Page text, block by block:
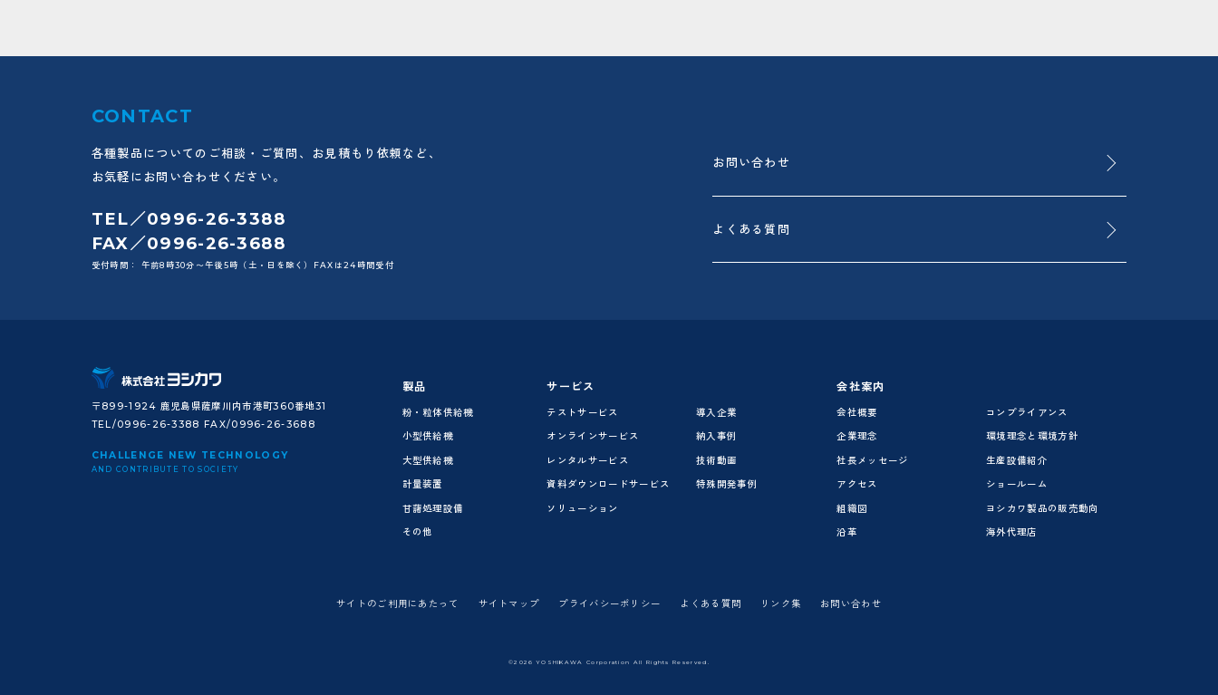
CONTACT
各種製品についてのご相談・ご質問、お見積もり依頼など、
お気軽にお問い合わせください。
TEL／0996-26-3388
FAX／0996-26-3688
受付時間： 午前8時30分〜午後5時（土・日を除く）FAXは24時間受付
お問い合わせ
よくある質問
〒899-1924 鹿児島県薩摩川内市港町360番地31
TEL/0996-26-3388 FAX/0996-26-3688
CHALLENGE NEW TECHNOLOGY
AND CONTRIBUTE TO SOCIETY
製品
粉・粒体供給機
小型供給機
大型供給機
計量装置
甘藷処理設備
その他
サービス
テストサービス
オンラインサービス
レンタルサービス
資料ダウンロードサービス
ソリューション
導入企業
納入事例
技術動画
特殊開発事例
会社案内
会社概要
企業理念
社長メッセージ
アクセス
組織図
沿革
コンプライアンス
環境理念と環境方針
生産設備紹介
ショールーム
ヨシカワ製品の販売動向
海外代理店
サイトのご利用にあたって サイトマップ プライバシーポリシー よくある質問 リンク集 お問い合わせ
©2026 YOSHIKAWA Corporation All Rights Reserved.